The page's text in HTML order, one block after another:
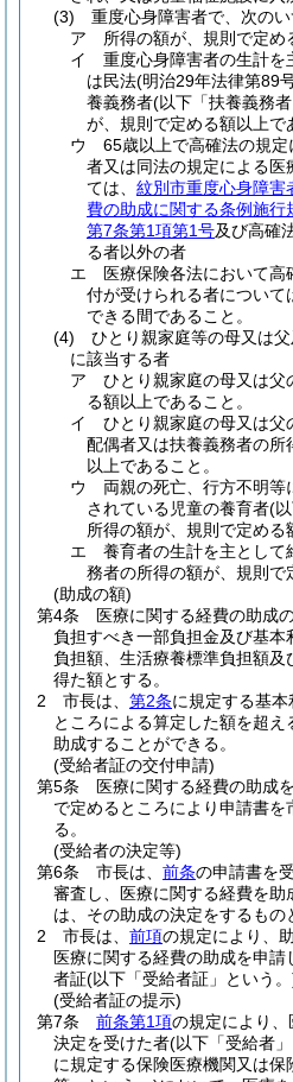
(3)
重度心身障害者で、次の
ア
所得の額が、規則で定め
イ
重度心身障害者の生計を
は民法(明治29年法律第89
養義務者(以下「扶養義務
が、規則で定める額以上で
ウ
65歳以上で高確法の規
者又は同法の規定による
ては、 紋別市重度心身障害
費の助成に関する条例施行
第7条第1項第1号及び高確
る者以外の者
エ
医療保険各法において
付が受けられる者につい
できる間であること。
(4)
ひとり親家庭等の母又は
に該当する者
ア
ひとり親家庭の母又は父
る額以上であること。
イ
ひとり親家庭の母又は父
配偶者又は扶養義務者の
以上であること。
ウ
両親の死亡、行方不明
されている児童の養育者(
所得の額が、規則で定める
エ
養育者の生計を主とし
務者の所得の額が、規則で
(助成の額)
第4条
医療に関する経費の助成
負担すべき一部負担金及び基
負担額、生活療養標準負担額
得た額とする。
2
市長は、 第2条に規定する基
ところによる算定した額を超
助成することができる。
(受給者証の交付申請)
第5条
医療に関する経費の助成
で定めるところにより申請書を
る。
(受給者の決定等)
第6条
市長は、 前条の申請書を
審査し、医療に関する経費を助
は、その助成の決定をするもの
2
市長は、 前項の規定により、
医療に関する経費の助成を申
者証(以下「受給者証」という
(受給者証の提示)
第7条
前条第1項の規定により
決定を受けた者(以下「受給者
に規定する保険医療機関又は保